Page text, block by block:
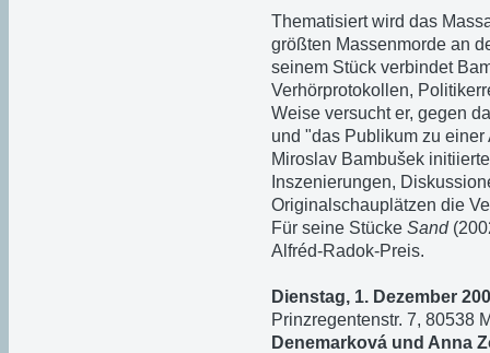
Thematisiert wird das
größten Massenmorde an
seinem Stück verbindet
Verhörprotokollen,
Weise versucht er, gegen
und "das Publikum zu
Miroslav Bambušek
Inszenierungen,
Originalschauplätzen die
Für seine Stücke Sand
Alfréd-Radok-Preis.
Dienstag, 1. Dezember
Prinzregentenstr. 7, 80538
Denemarková und Anna